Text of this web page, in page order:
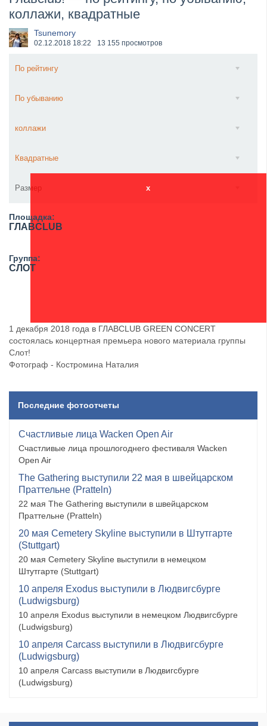
​Wacken Open Air 2027 объявил новую волну участ...
коллажи, квадратные
Tsunemory
02.12.2018 18:22 13 155 просмотров
По рейтингу
По убыванию
коллажи
Квадратные
Размер x
Площадка:
ГЛАВCLUB
Группа:
СЛОТ
1 декабря 2018 года в ГЛАВCLUB GREEN CONCERT
состоялась концертная премьера нового материала группы
Слот!
Фотограф - Костромина Наталия
Последние фотоотчеты
Счастливые лица Wacken Open Air
Счастливые лица прошлогоднего фестиваля Wacken
Open Air
The Gathering выступили 22 мая в швейцарском
Праттельне (Pratteln)
22 мая The Gathering выступили в швейцарском
Праттельне (Pratteln)
20 мая Cemetery Skyline выступили в Штутгарте
(Stuttgart)
20 мая Cemetery Skyline выступили в немецком
Штутгарте (Stuttgart)
10 апреля Exodus выступили в Людвигсбурге
(Ludwigsburg)
10 апреля Exodus выступили в немецком Людвигсбурге
(Ludwigsburg)
10 апреля Carcass выступили в Людвигсбурге
(Ludwigsburg)
10 апреля Carcass выступили в Людвигсбурге
(Ludwigsburg)